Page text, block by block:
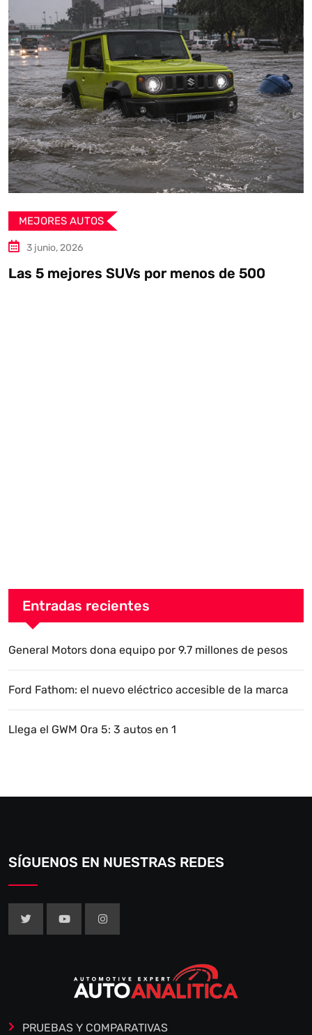
500 Auto Union Lucca: un tributo a
Entradas recientes
General Motors dona equipo por 9.7 millones de pesos
Ford Fathom: el nuevo eléctrico accesible de la marca
Llega el GWM Ora 5: 3 autos en 1
SÍGUENOS EN NUESTRAS REDES
PRUEBAS Y COMPARATIVAS